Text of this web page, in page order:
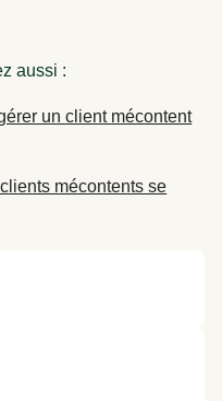
aussi :
un client mécontent
mécontents se